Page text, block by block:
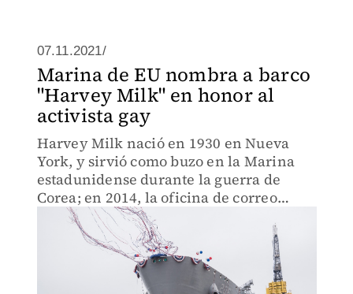
07.11.2021/
Marina de EU nombra a barco
"Harvey Milk" en honor al
activista gay
Harvey Milk nació en 1930 en Nueva
York, y sirvió como buzo en la Marina
estadunidense durante la guerra de
Corea; en 2014, la oficina de correo
postal emitió un sello con su imagen y la
bandera LGBT+.